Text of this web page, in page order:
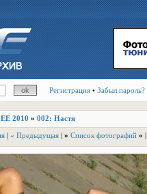
Регистрация• Забыл пароль?
2010 » 002: Настя
| « Предыдущая | » Список фотографий « |